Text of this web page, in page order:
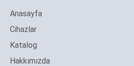
Anasayfa
Cihazlar
Katalog
Hakkımızda